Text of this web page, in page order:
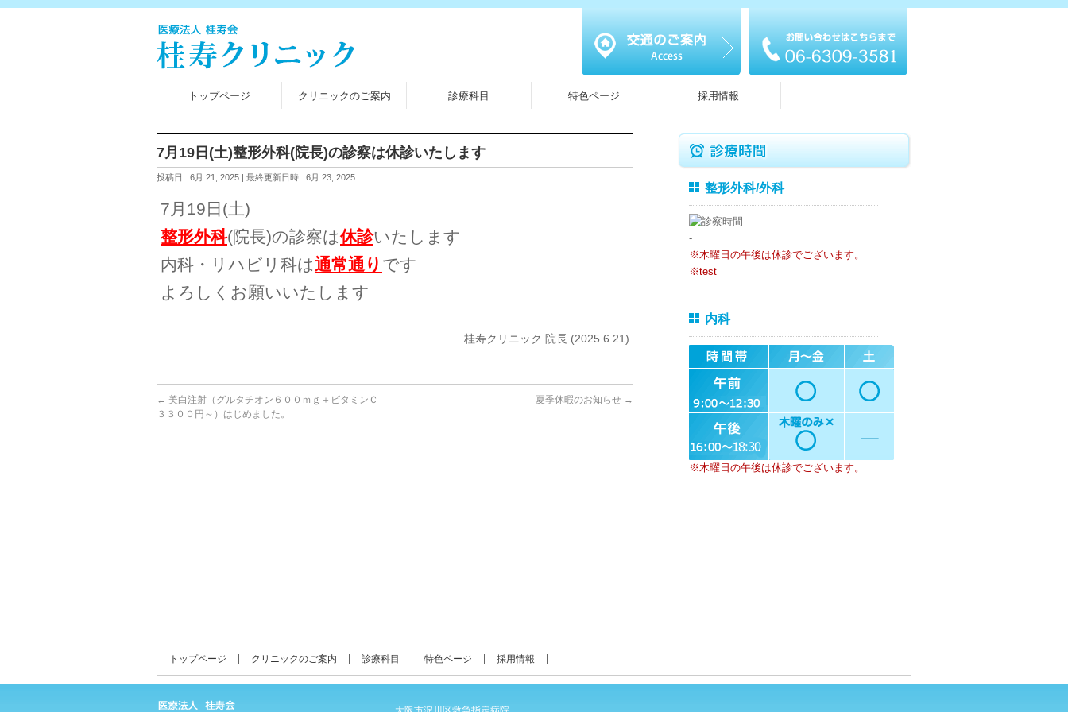
トップページ クリニックのご案内 診療科目 特色ページ 採用情報
7月19日(土)整形外科(院長)の診察は休診いたします
投稿日 : 6月 21, 2025 最終更新日時 : 6月 23, 2025
7月19日(土)
整形外科(院長)の診察は休診いたします
内科・リハビリ科は通常通り です
よろしくお願いいたします
桂寿クリニック 院長 (2025.6.21)
← 美白注射（グルタチオン６００ｍｇ＋ビタミンＣ
３３００円～）はじめました。
夏季休暇のお知らせ →
整形外科/外科
-
※木曜日の午後は休診でございます。
※test
内科
※木曜日の午後は休診でございます。
トップページ クリニックのご案内 診療科目 特色ページ 採用情報